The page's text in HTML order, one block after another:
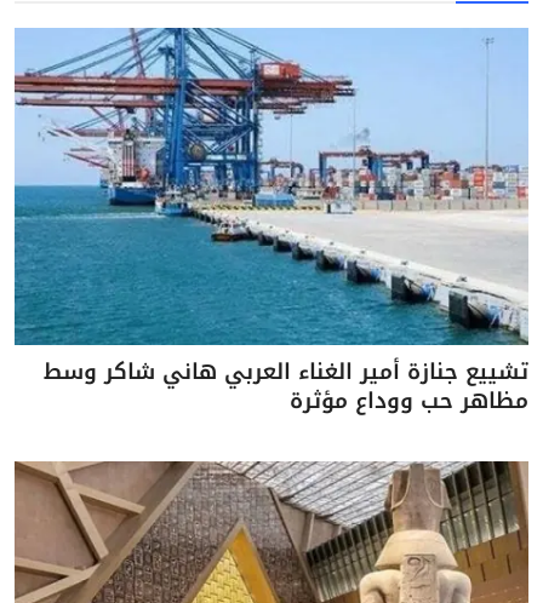
تشييع جنازة أمير الغناء العربي هاني شاكر وسط
مظاهر حب ووداع مؤثرة